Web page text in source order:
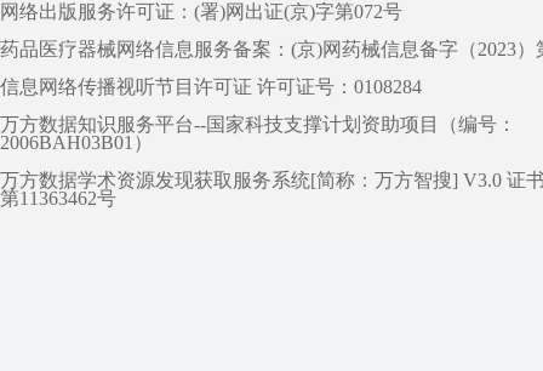
网络出版服务许可证：(署)网出证(京)字第072号
药品医疗器械网络信息服务备案：(京)网药械信息备字（2023）
信息网络传播视听节目许可证 许可证号：0108284
万方数据知识服务平台--国家科技支撑计划资助项目（编号：
2006BAH03B01）
万方数据学术资源发现获取服务系统[简称：万方智搜] V3.0 证
第11363462号